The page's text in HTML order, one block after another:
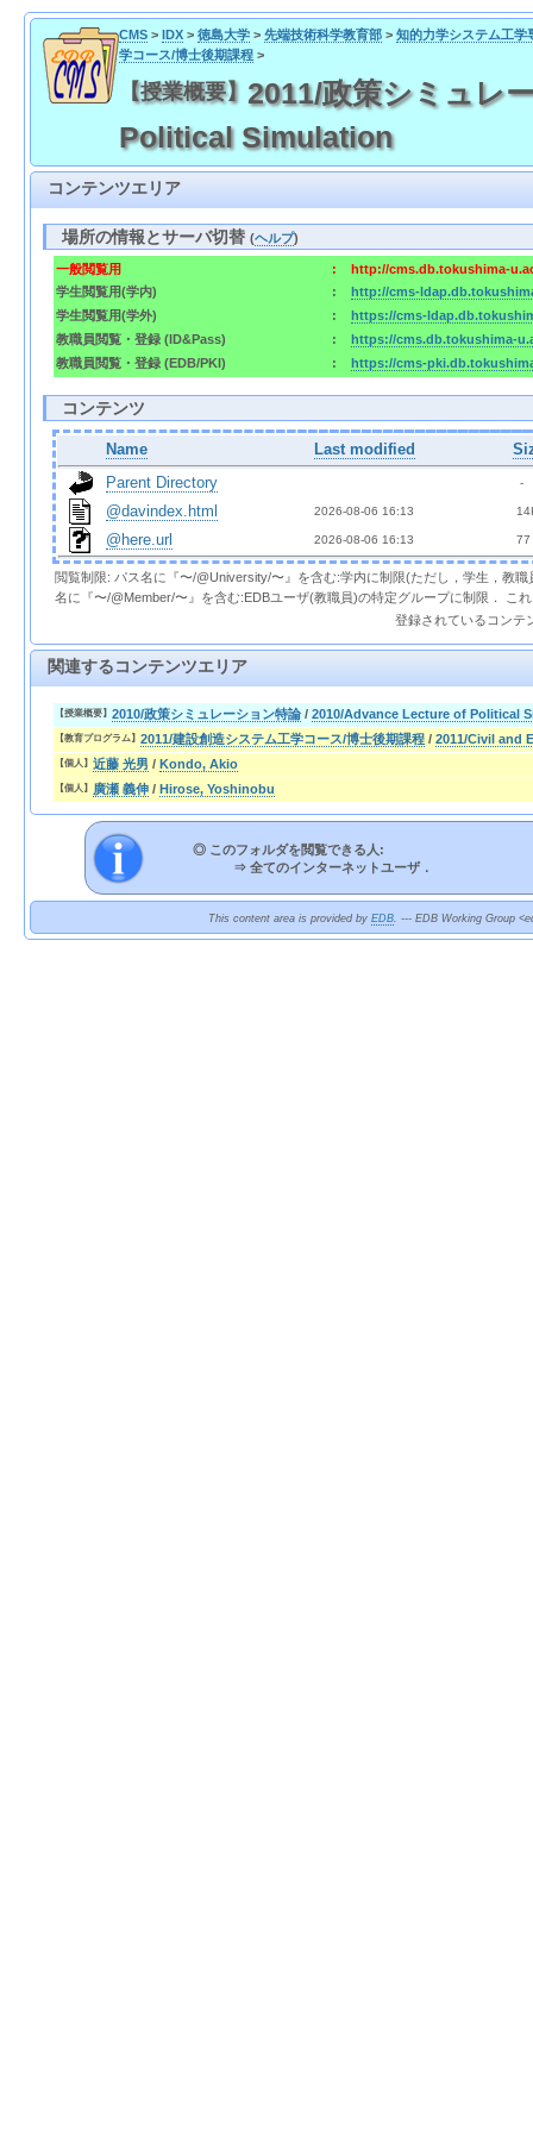
CMS> IDX> 徳島大学> 先端技術科学教育部> 知的力学システム工学
学コース/博士後期課程>
【授業概要】 2011/政策シミュレ
Political Simulation
コンテンツエリア
場所の情報とサーバ切替(ヘルプ)
一般閲覧用 :
http://cms.db.tokushima-
学生閲覧用(学内)
:
http://cms-
学生閲覧用(学外)
:
https://cms-
教職員閲覧・登録 (ID&Pass)
:
https://cms.db.tokushima-
教職員閲覧・登録 (EDB/PKI)
: https://cms-
コンテンツ
Name Last modified
Parent Directory
  -
@davindex.html 2026-08-06 16:13
@here.url 2026-08-06 16:13 77
閲覧制限: パス名に『〜/@University/〜』を含む:学内に制限(ただし，学生，教
名に『〜/@Member/〜』を含む:EDBユーザ(教職員)の特定グループに制限． こ
登録されているコンテ
関連するコンテンツエリア
【授業概要】 2010/政策シミュレーション特論 / 2010/Advance Lecture of Political
【教育プログラム】 2011/建設創造システム工学コース/博士後期課程 / 2011/Civil and
【個人】 近藤 光男 / Kondo, Akio
【個人】 廣瀬 義伸 / Hirose, Yoshinobu
◎ このフォルダを閲覧できる人:
⇒ 全てのインターネットユーザ．
This content area is provided by EDB. --- EDB Working Group